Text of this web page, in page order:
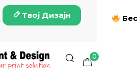
Твој Дизајн
0